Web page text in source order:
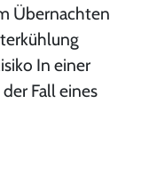
Übernachten
In einer
Fall eines